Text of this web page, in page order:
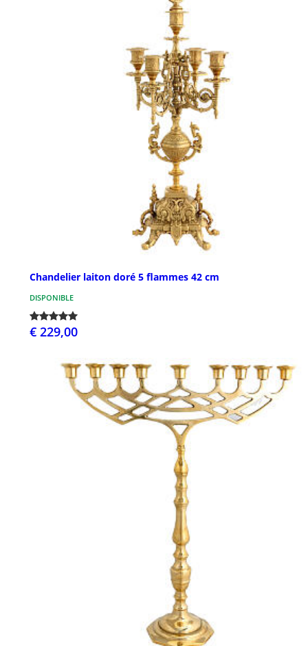
Chandelier laiton doré 5 flammes 42 cm
DISPONIBLE
€ 229,00